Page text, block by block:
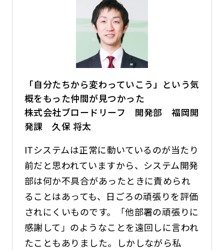
「自分たちから変わっていこう」という気
概をもった仲間が見つかった
株式会社ブロードリーフ 開発部 福岡開
発課 久保 将太
ITシステムは正常に動いているのが当たり
前だと思われていますから、システム開発
部は何か不具合があったときに責められ
ることはあっても、日ごろの頑張りを評価
されにくいものです。「他部署の頑張りに
感謝して」のようなことを遠回しに言われ
たこともありました。しかしながら私